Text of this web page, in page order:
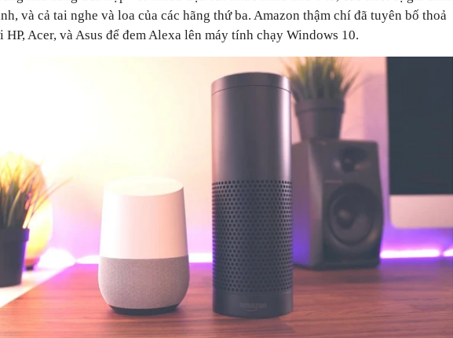
và cả tai nghe và loa của các hãng thứ ba. Amazon thậm chí đã tuyên bố thoả
HP, Acer, và Asus để đem Alexa lên máy tính chạy Windows 10.